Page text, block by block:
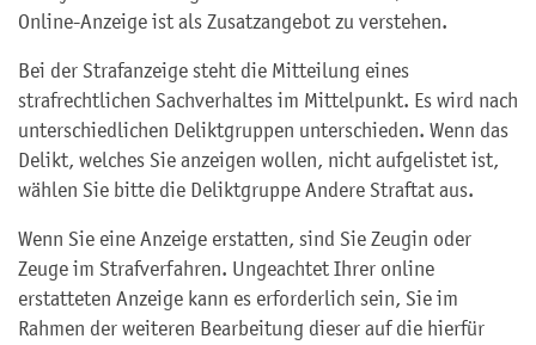
Online-Anzeige ist als Zusatzangebot zu verstehen.
Bei der Strafanzeige steht die Mitteilung eines
strafrechtlichen Sachverhaltes im Mittelpunkt. Es wird nach
unterschiedlichen Deliktgruppen unterschieden. Wenn das
Delikt, welches Sie anzeigen wollen, nicht aufgelistet ist,
wählen Sie bitte die Deliktgruppe Andere Straftat aus.
Wenn Sie eine Anzeige erstatten, sind Sie Zeugin oder
Zeuge im Strafverfahren. Ungeachtet Ihrer online
erstatteten Anzeige kann es erforderlich sein, Sie im
Rahmen der weiteren Bearbeitung dieser auf die hierfür